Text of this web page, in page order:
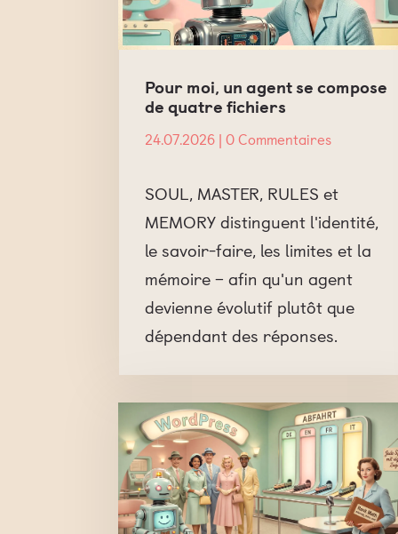
Pour moi, un agent se compose
de quatre fichiers
24.07.2026 | 0 Commentaires
SOUL, MASTER, RULES et
MEMORY distinguent l'identité,
le savoir-faire, les limites et la
mémoire – afin qu'un agent
devienne évolutif plutôt que
dépendant des réponses.